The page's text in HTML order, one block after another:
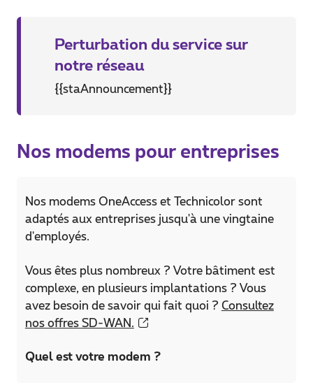
Perturbation du service sur
notre réseau
{{staAnnouncement}}
Nos modems pour entreprises
Nos modems OneAccess et Technicolor sont
adaptés aux entreprises jusqu'à une vingtaine
d'employés.
Vous êtes plus nombreux ? Votre bâtiment est
complexe, en plusieurs implantations ? Vous
avez besoin de savoir qui fait quoi ? Consultez
nos offres SD-WAN.
Quel est votre modem ?